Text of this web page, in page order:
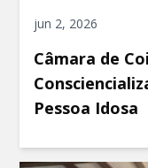
jun 2, 2026
Câmara de
Pessoa Idosa